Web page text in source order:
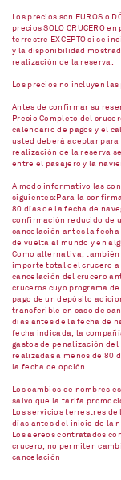
Los precios son EUROS o
precios SOLO CRUCERO
terrestre EXCEPTO si se
y la disponibilidad
realización de la reserva.
Los precios no incluyen
Antes de confirmar su
Precio Completo del
calendario de pagos y el
usted deberá aceptar
realización de la reserva
entre el pasajero y la
A modo informativo las
siguientes:Para la
80 días de la fecha de
confirmación reducido de
cancelación antes la
de vuelta al mundo y en
Como alternativa,
importe total del crucero a
cancelación del crucero
cruceros cuyo programa
pago de un depósito
transferible en caso de
días antes de la fecha de
fecha indicada, la
gastos de penalización
realizadas a menos de 80
la fecha de opción.
Los cambios de nombres
salvo que la tarifa
Los servicios terrestres
días antes del inicio de la
Los aéreos contratados
crucero, no permiten
cancelación